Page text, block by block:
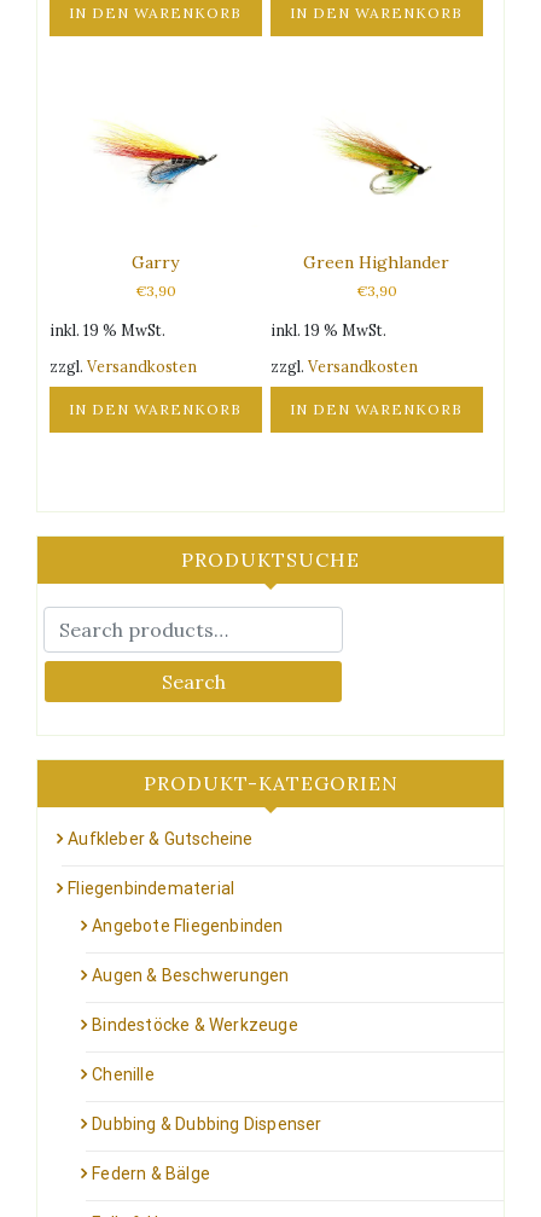
IN DEN WARENKORB IN DEN WARENKORB
Garry
€3,90
inkl. 19 % MwSt.
zzgl. Versandkosten
IN DEN WARENKORB
Green Highlander
€3,90
inkl. 19 % MwSt.
zzgl.Versandkosten
IN DEN WARENKORB
PRODUKTSUCHE
Search
PRODUKT-KATEGORIEN
Aufkleber & Gutscheine
Fliegenbindematerial
Angebote Fliegenbinden
Augen & Beschwerungen
Bindestöcke & Werkzeuge
Chenille
Dubbing & Dubbing Dispenser
Federn & Bälge